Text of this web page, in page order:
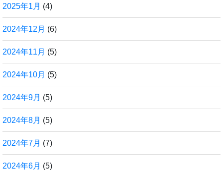
2025年1月 (4)
2024年12月 (6)
2024年11月 (5)
2024年10月 (5)
2024年9月 (5)
2024年8月 (5)
2024年7月 (7)
2024年6月 (5)